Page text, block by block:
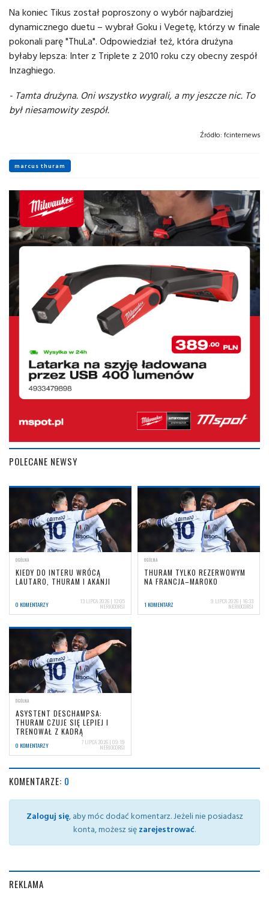
Na koniec Tikus został poproszony o wybór najbardziej
dynamicznego duetu – wybrał Goku i Vegetę, którzy w finale
pokonali parę "ThuLa". Odpowiedział też, która drużyna
byłaby lepsza: Inter z Triplete z 2010 roku czy obecny zespół
Inzaghiego.
- Tamta drużyna. Oni wszystko wygrali, a my jeszcze nic. To
był niesamowity zespół.
Źródło: fcinternews
marcus thuram
POLECANE NEWSY
OGÓLNA
KIEDY DO INTERU WRÓCĄ
LAUTARO, THURAM I AKANJI
0 KOMENTARZY 13 LIPCA 2026 | 12:05
NERIOCORSI
OGÓLNA
THURAM TYLKO REZERWOWYM
NA FRANCJA–MAROKO
1 KOMENTARZ 9 LIPCA 2026 | 16:33
NERIOCORSI
OGÓLNA
ASYSTENT DESCHAMPSA:
THURAM CZUJE SIĘ LEPIEJ I
TRENOWAŁ Z KADRĄ
0 KOMENTARZY 7 LIPCA 2026 | 09:19
NERIOCORSI
KOMENTARZE: 0
Zaloguj się, aby móc dodać komentarz. Jeżeli nie posiadasz
konta, możesz sięzarejestrować.
REKLAMA